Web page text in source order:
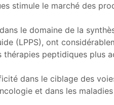
stimule le marché des
le domaine de la
(LPPS), ont
peptidiques plus
dans le ciblage des
et dans les